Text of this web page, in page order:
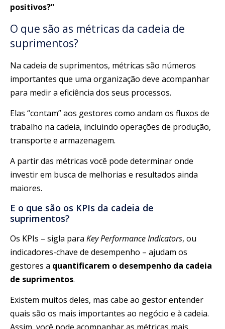
positivos?”
O que são as métricas da cadeia de
suprimentos?
Na cadeia de suprimentos, métricas são números
importantes que uma organização deve acompanhar
para medir a eficiência dos seus processos.
Elas “contam” aos gestores como andam os fluxos de
trabalho na cadeia, incluindo operações de produção,
transporte e armazenagem.
A partir das métricas você pode determinar onde
investir em busca de melhorias e resultados ainda
maiores.
E o que são os KPIs da cadeia de
suprimentos?
Os KPIs – sigla para Key Performance Indicators, ou
indicadores-chave de desempenho – ajudam os
gestores a quantificarem o desempenho da cadeia
de suprimentos.
Existem muitos deles, mas cabe ao gestor entender
quais são os mais importantes ao negócio e à cadeia.